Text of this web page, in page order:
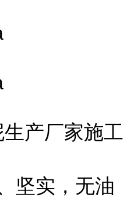
产厂家施工
坚实，无油